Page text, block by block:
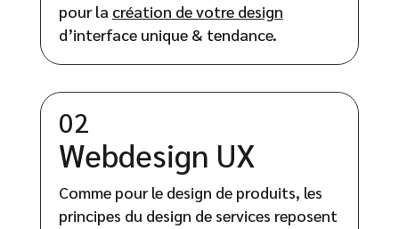
pour la création de votre design
d’interface unique & tendance.
02
Webdesign UX
Comme pour le design de produits, les
principes du design de services reposent